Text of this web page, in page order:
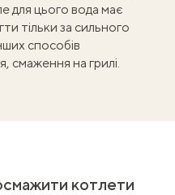
для цього вода має
тільки за сильного
способів
смаження на грилі.
котлети